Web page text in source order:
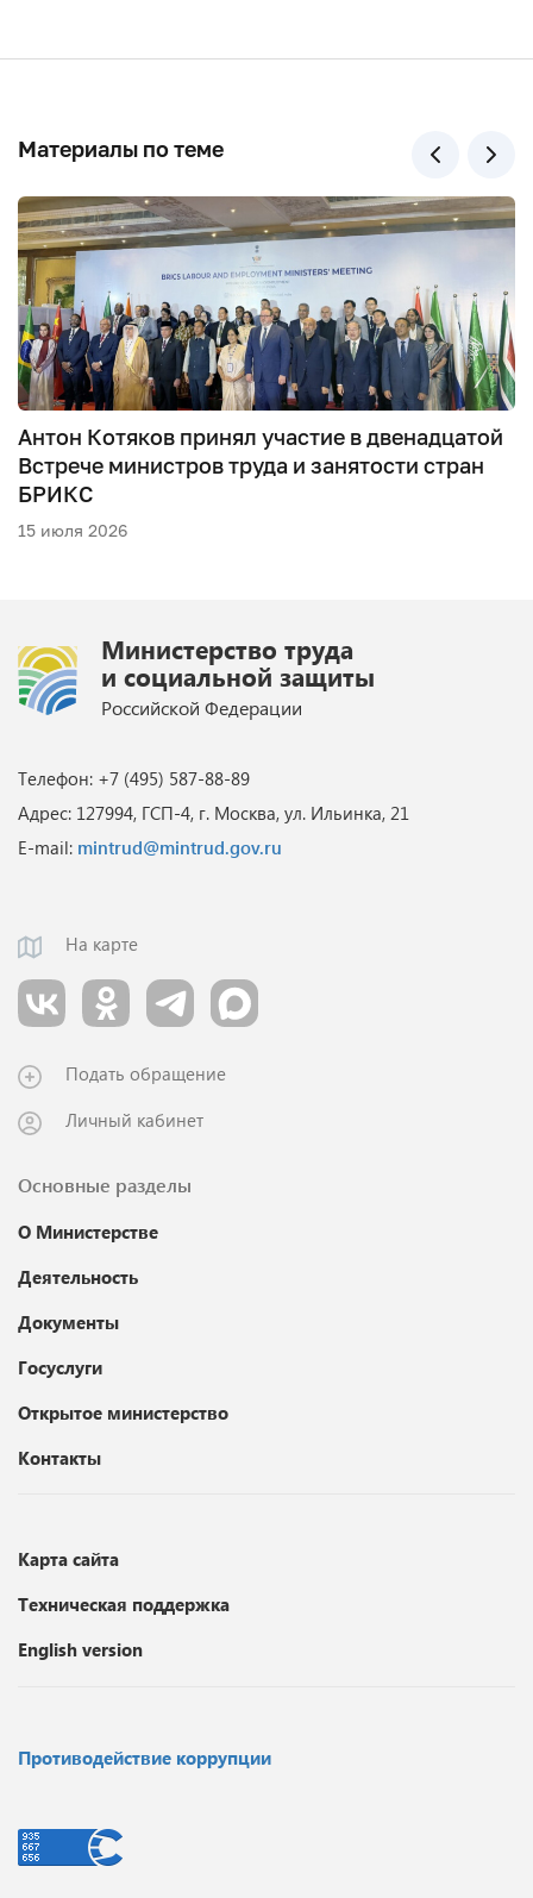
Материалы по теме
Антон Котяков принял участие в двенадцатой
Встрече министров труда и занятости стран
БРИКС
15 июля 2026
Министерство труда
и социальной защиты
Российской Федерации
Телефон: +7 (495) 587-88-89
Адрес: 127994, ГСП-4, г. Москва, ул. Ильинка, 21
E-mail: mintrud@mintrud.gov.ru
На карте
Подать обращение
Личный кабинет
Основные разделы
О Министерстве
Деятельность
Документы
Госуслуги
Открытое министерство
Контакты
Карта сайта
Техническая поддержка
English version
Противодействие коррупции